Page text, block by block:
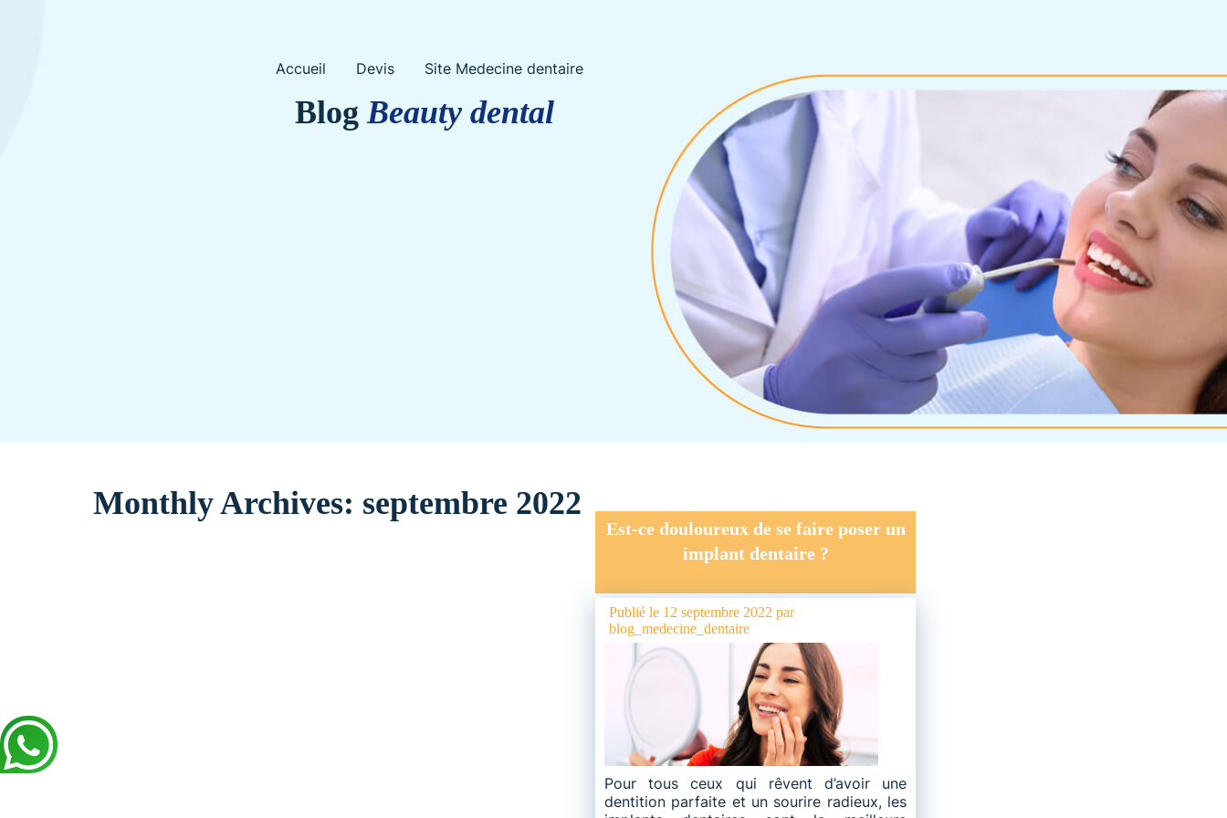
BlogBeauty dental
Accueil Devis Site Medecine dentaire
Monthly Archives: septembre 2022
Est-ce douloureux de se faire poser un
implant dentaire ?
Publié le 12 septembre 2022 par
blog_medecine_dentaire
Pour tous ceux qui rêvent d’avoir une
dentition parfaite et un sourire radieux, les